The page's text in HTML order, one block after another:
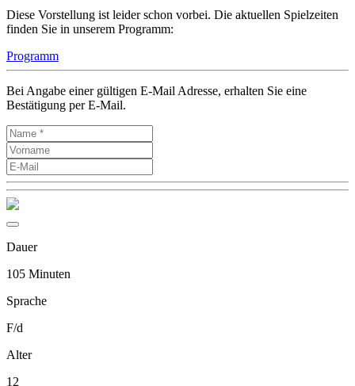
Diese Vorstellung ist leider schon vorbei. Die aktuellen Spielzeiten
finden Sie in unserem Programm:
Programm
Bei Angabe einer gültigen E-Mail Adresse, erhalten Sie eine
Bestätigung per E-Mail.
Dauer
105 Minuten
Sprache
F/d
Alter
12